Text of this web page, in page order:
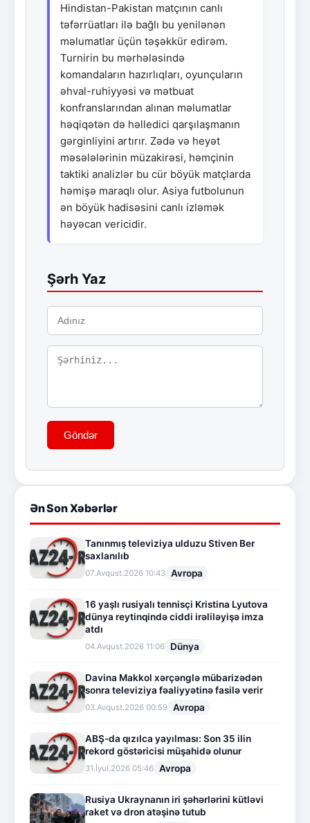
Hindistan-Pakistan matçının canlı
təfərrüatları ilə bağlı bu yenilənən
məlumatlar üçün təşəkkür edirəm.
Turnirin bu mərhələsində
komandaların hazırlıqları, oyunçuların
əhval-ruhiyyəsi və mətbuat
konfranslarından alınan məlumatlar
həqiqətən də həlledici qarşılaşmanın
gərginliyini artırır. Zədə və heyət
məsələlərinin müzakirəsi, həmçinin
taktiki analizlər bu cür böyük matçlarda
həmişə maraqlı olur. Asiya futbolunun
ən böyük hadisəsini canlı izləmək
həyəcan vericidir.
Şərh Yaz
Göndər
Ən Son Xəbərlər
Tanınmış televiziya ulduzu Stiven Ber
saxlanılıb
07.Avqust.2026 10:43 Avropa
16 yaşlı rusiyalı tennisçi Kristina Lyutova
dünya reytinqində ciddi irəliləyişə imza
atdı
04.Avqust.2026 11:06 Dünya
Davina Makkol xərçənglə mübarizədən
sonra televiziya fəaliyyətinə fasilə verir
03.Avqust.2026 00:59 Avropa
ABŞ-da qızılca yayılması: Son 35 ilin
rekord göstəricisi müşahidə olunur
31.İyul.2026 05:46 Avropa
Rusiya Ukraynanın iri şəhərlərini kütləvi
raket və dron atəşinə tutub